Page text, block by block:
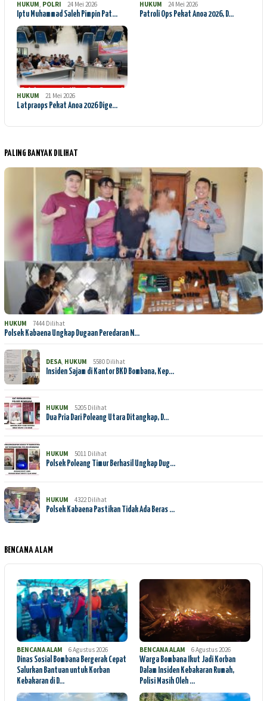
HUKUM, POLRI
24 Mei 2026
Iptu Muhammad Saleh Pimpin Pat…
HUKUM
24 Mei 2026
Patroli Ops Pekat Anoa 2026, D…
HUKUM
21 Mei 2026
Latpraops Pekat Anoa 2026 Dige…
PALING BANYAK DILIHAT
HUKUM
7444 Dilihat
Polsek Kabaena Ungkap Dugaan Peredaran N…
DESA, HUKUM
5580 Dilihat
Insiden Sajam di Kantor BKD Bombana, Kep…
HUKUM
5205 Dilihat
Dua Pria Dari Poleang Utara Ditangkap, D…
HUKUM
5011 Dilihat
Polsek Poleang Timur Berhasil Ungkap Dug…
HUKUM
4322 Dilihat
Polsek Kabaena Pastikan Tidak Ada Beras …
BENCANA ALAM
BENCANA ALAM
6 Agustus 2026
Dinas Sosial Bombana Bergerak Cepat
Salurkan Bantuan untuk Korban
Kebakaran di D…
BENCANA ALAM
6 Agustus 2026
Warga Bombana Ikut Jadi Korban
Dalam Insiden Kebakaran Rumah,
Polisi Masih Oleh …